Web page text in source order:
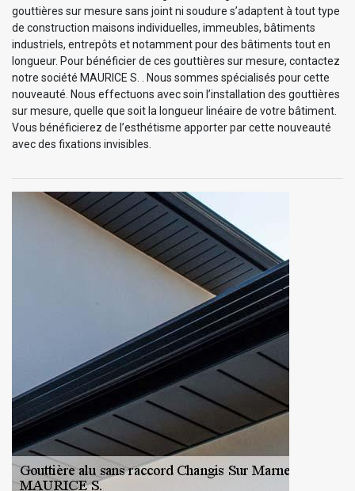
gouttières sur mesure sans joint ni soudure s’adaptent à tout type
de construction maisons individuelles, immeubles, bâtiments
industriels, entrepôts et notamment pour des bâtiments tout en
longueur. Pour bénéficier de ces gouttières sur mesure, contactez
notre société MAURICE S. . Nous sommes spécialisés pour cette
nouveauté. Nous effectuons avec soin l’installation des gouttières
sur mesure, quelle que soit la longueur linéaire de votre bâtiment.
Vous bénéficierez de l’esthétisme apporter par cette nouveauté
avec des fixations invisibles.